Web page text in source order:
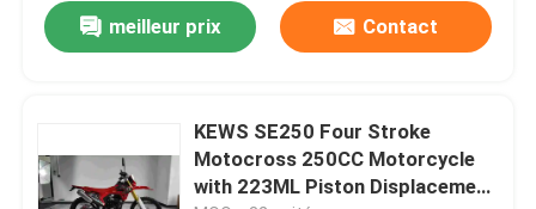
meilleur prix Contact
KEWS SE250 Four Stroke
Motocross 250CC Motorcycle
with 223ML Piston Displacement